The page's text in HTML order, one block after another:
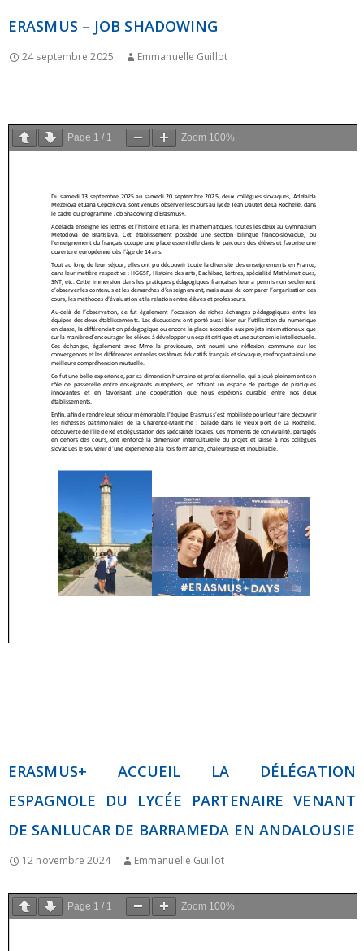
ERASMUS – JOB SHADOWING
24 septembre 2025 Emmanuelle Guillot
Page 1 / 1 Zoom 100%
ERASMUS+ ACCUEIL LA DÉLÉGATION
ESPAGNOLE DU LYCÉE PARTENAIRE VENANT
DE SANLUCAR DE BARRAMEDA EN ANDALOUSIE
12 novembre 2024 Emmanuelle Guillot
Page 1 / 1 Zoom 100%